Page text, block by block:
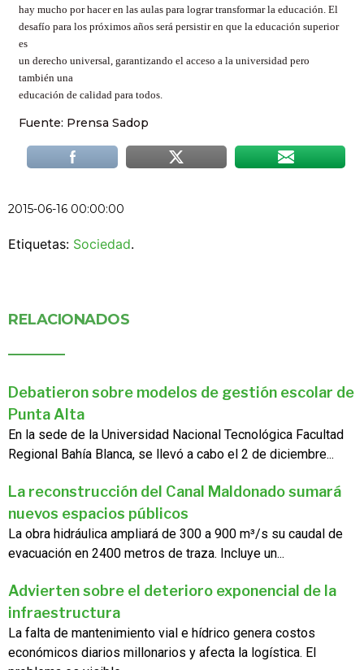
hay mucho por hacer en las aulas para lograr transformar la educación. El
desafío para los próximos años será persistir en que la educación superior
es
un derecho universal, garantizando el acceso a la universidad pero
también una
educación de calidad para todos.
Fuente: Prensa Sadop
2015-06-16 00:00:00
Etiquetas: Sociedad.
RELACIONADOS
Debatieron sobre modelos de gestión escolar de
Punta Alta
En la sede de la Universidad Nacional Tecnológica Facultad
Regional Bahía Blanca, se llevó a cabo el 2 de diciembre...
La reconstrucción del Canal Maldonado sumará
nuevos espacios públicos
La obra hidráulica ampliará de 300 a 900 m³/s su caudal de
evacuación en 2400 metros de traza. Incluye un...
Advierten sobre el deterioro exponencial de la
infraestructura
La falta de mantenimiento vial e hídrico genera costos
económicos diarios millonarios y afecta la logística. El